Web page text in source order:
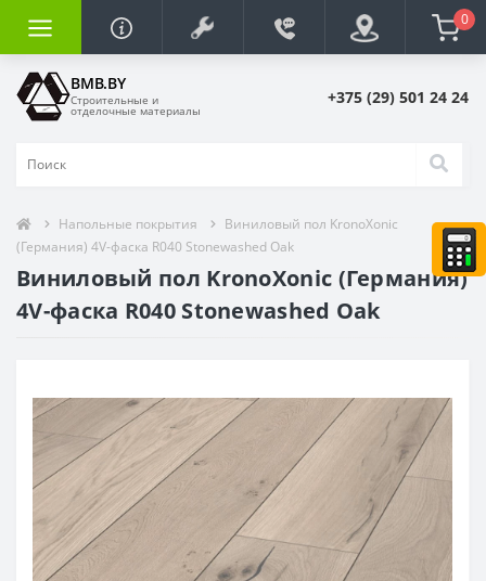
0
BMB.BY
Строительные и
отделочные материалы
+375 (29) 501 24 24
Напольные покрытия
Виниловый пол KronoXonic
(Германия) 4V-фаска R040 Stonewashed Oak
Виниловый пол KronoXonic (Германия)
4V-фаска R040 Stonewashed Oak